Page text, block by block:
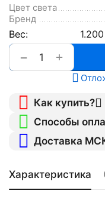
Цвет света
Бренд
Вес:
+
−
Как купить?
Способы
Доставка
Характеристика